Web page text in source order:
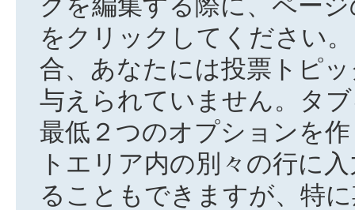
をクリックしてください
合、あなたには投票トピ
与えられていません。タ
最低２つのオプションを
トエリア内の別々の行に
ることもできますが、特